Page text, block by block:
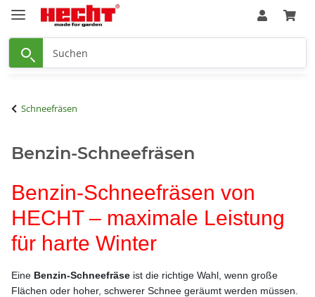
Schneefräsen
Benzin-Schneefräsen
Benzin-Schneefräsen von
HECHT – maximale Leistung
für harte Winter
Eine Benzin-Schneefräse ist die richtige Wahl, wenn große
Flächen oder hoher, schwerer Schnee geräumt werden müssen.